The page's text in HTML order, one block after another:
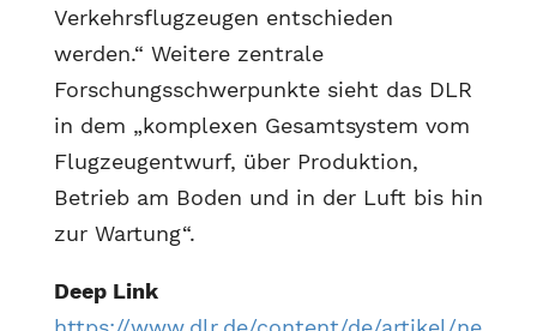
Verkehrsflugzeugen entschieden
werden.“ Weitere zentrale
Forschungsschwerpunkte sieht das DLR
in dem „komplexen Gesamtsystem vom
Flugzeugentwurf, über Produktion,
Betrieb am Boden und in der Luft bis hin
zur Wartung“.
Deep Link